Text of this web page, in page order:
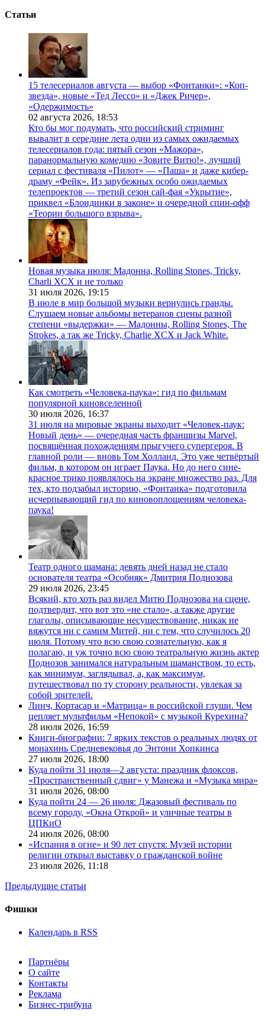
Статьи
15 телесериалов августа — выбор «Фонтанки»: «Коп-
звезда», новые «Тед Лессо» и «Джек Ричер»,
«Одержимость»
02 августа 2026, 18:53
Кто бы мог подумать, что российский стриминг
вывалит в середине лета одни из самых ожидаемых
телесериалов года: пятый сезон «Мажора»,
паранормальную комедию «Зовите Витю!», лучший
сериал с фестиваля «Пилот» — «Паша» и даже кибер-
драму «Фейк». Из зарубежных особо ожидаемых
телепроектов — третий сезон сай-фая «Укрытие»,
приквел «Блондинки в законе» и очередной спин-офф
«Теории большого взрыва».
Новая музыка июля: Мадонна, Rolling Stones, Tricky,
Charli XCX и не только
31 июля 2026, 19:15
В июле в мир большой музыки вернулись гранды.
Слушаем новые альбомы ветеранов сцены разной
степени «выдержки» — Мадонны, Rolling Stones, The
Strokes, а так же Tricky, Charlie XCX и Jack White.
Как смотреть «Человека-паука»: гид по фильмам
популярной киновселенной
30 июля 2026, 16:37
31 июля на мировые экраны выходит «Человек-паук:
Новый день» — очередная часть франшизы Marvel,
посвящённая похождениям прыгучего супергероя. В
главной роли — вновь Том Холланд. Это уже четвёртый
фильм, в котором он играет Паука. Но до него сине-
красное трико появлялось на экране множество раз. Для
тех, кто подзабыл историю, «Фонтанка» подготовила
исчерпывающий гид по киновоплощениям человека-
паука!
Театр одного шамана: девять дней назад не стало
основателя театра «Особняк» Дмитрия Поднозова
29 июля 2026, 23:45
Всякий, кто хоть раз видел Митю Поднозова на сцене,
подтвердит, что вот это «не стало», а также другие
глаголы, описывающие несуществование, никак не
вяжутся ни с самим Митей, ни с тем, что случилось 20
июля. Потому что всю свою сознательную, как я
полагаю, и уж точно всю свою театральную жизнь актер
Поднозов занимался натуральным шаманством, то есть,
как минимум, заглядывал, а, как максимум,
путешествовал по ту сторону реальности, увлекая за
собой зрителей.
Линч, Кортасар и «Матрица» в российской глуши. Чем
цепляет мультфильм «Непокой» с музыкой Курехина?
28 июля 2026, 16:59
Книги-биографии: 7 ярких текстов о реальных людях от
монахинь Средневековья до Энтони Хопкинса
27 июля 2026, 18:00
Куда пойти 31 июля—2 августа: праздник флоксов,
«Пространственный сдвиг» у Манежа и «Музыка мира»
31 июля 2026, 08:00
Куда пойти 24 — 26 июля: Джазовый фестиваль по
всему городу, «Окна Открой» и уличные театры в
ЦПКиО
24 июля 2026, 08:00
«Испания в огне» и 90 лет спустя: Музей истории
религии открыл выставку о гражданской войне
23 июля 2026, 11:18
Предыдущие статьи
Фишки
Календарь в RSS
Партнёры
О сайте
Контакты
Реклама
Бизнес-трибуна